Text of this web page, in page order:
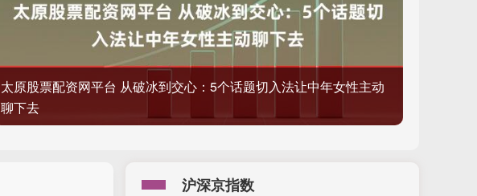
太原股票配资网平台 从破冰到交心：5个话题切入法让中年女性主动
聊下去
沪深京指数